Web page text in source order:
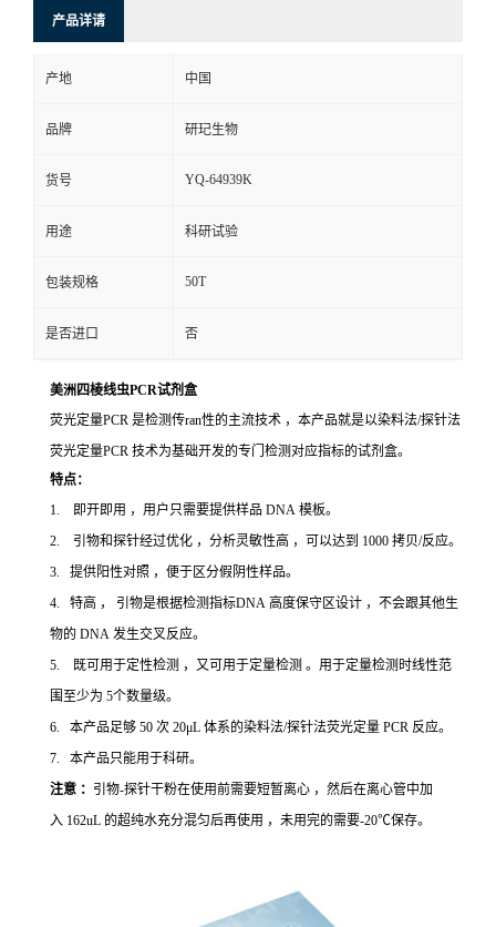
产品详请
产地 中国
品牌 研玘生物
货号 YQ-64939K
用途 科研试验
包装规格 50T
是否进口 否
美洲四棱线虫PCR试剂盒
荧光定量PCR 是检测传ran性的主流技术 ，本产品就是以染料法/探针法
荧光定量PCR 技术为基础开发的专门检测对应指标的试剂盒。
特点：
1. 即开即用 ，用户只需要提供样品 DNA 模板。
2. 引物和探针经过优化 ，分析灵敏性高 ，可以达到 1000 拷贝/反应。
3. 提供阳性对照 ，便于区分假阴性样品。
4. 特高 ， 引物是根据检测指标DNA 高度保守区设计 ，不会跟其他生
物的 DNA 发生交叉反应。
5. 既可用于定性检测 ，又可用于定量检测 。用于定量检测时线性范
围至少为 5个数量级。
6. 本产品足够 50 次 20μL 体系的染料法/探针法荧光定量 PCR 反应。
7. 本产品只能用于科研。
注意 ： 引物-探针干粉在使用前需要短暂离心 ，然后在离心管中加
入 162uL 的超纯水充分混匀后再使用 ，未用完的需要-20℃保存。